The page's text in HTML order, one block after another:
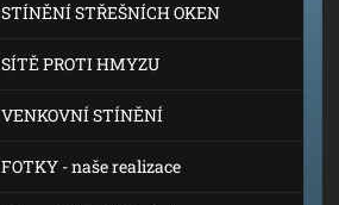
STÍNĚNÍ STŘEŠNÍCH OKEN
SÍTĚ PROTI HMYZU
VENKOVNÍ STÍNĚNÍ
FOTKY - naše realizace